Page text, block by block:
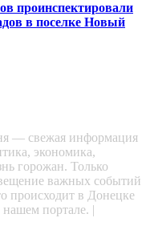
проинспектировали
в поселке Новый
— свежая информация
экономика,
горожан. Только
важных событий
происходит в Донецке
портале. |